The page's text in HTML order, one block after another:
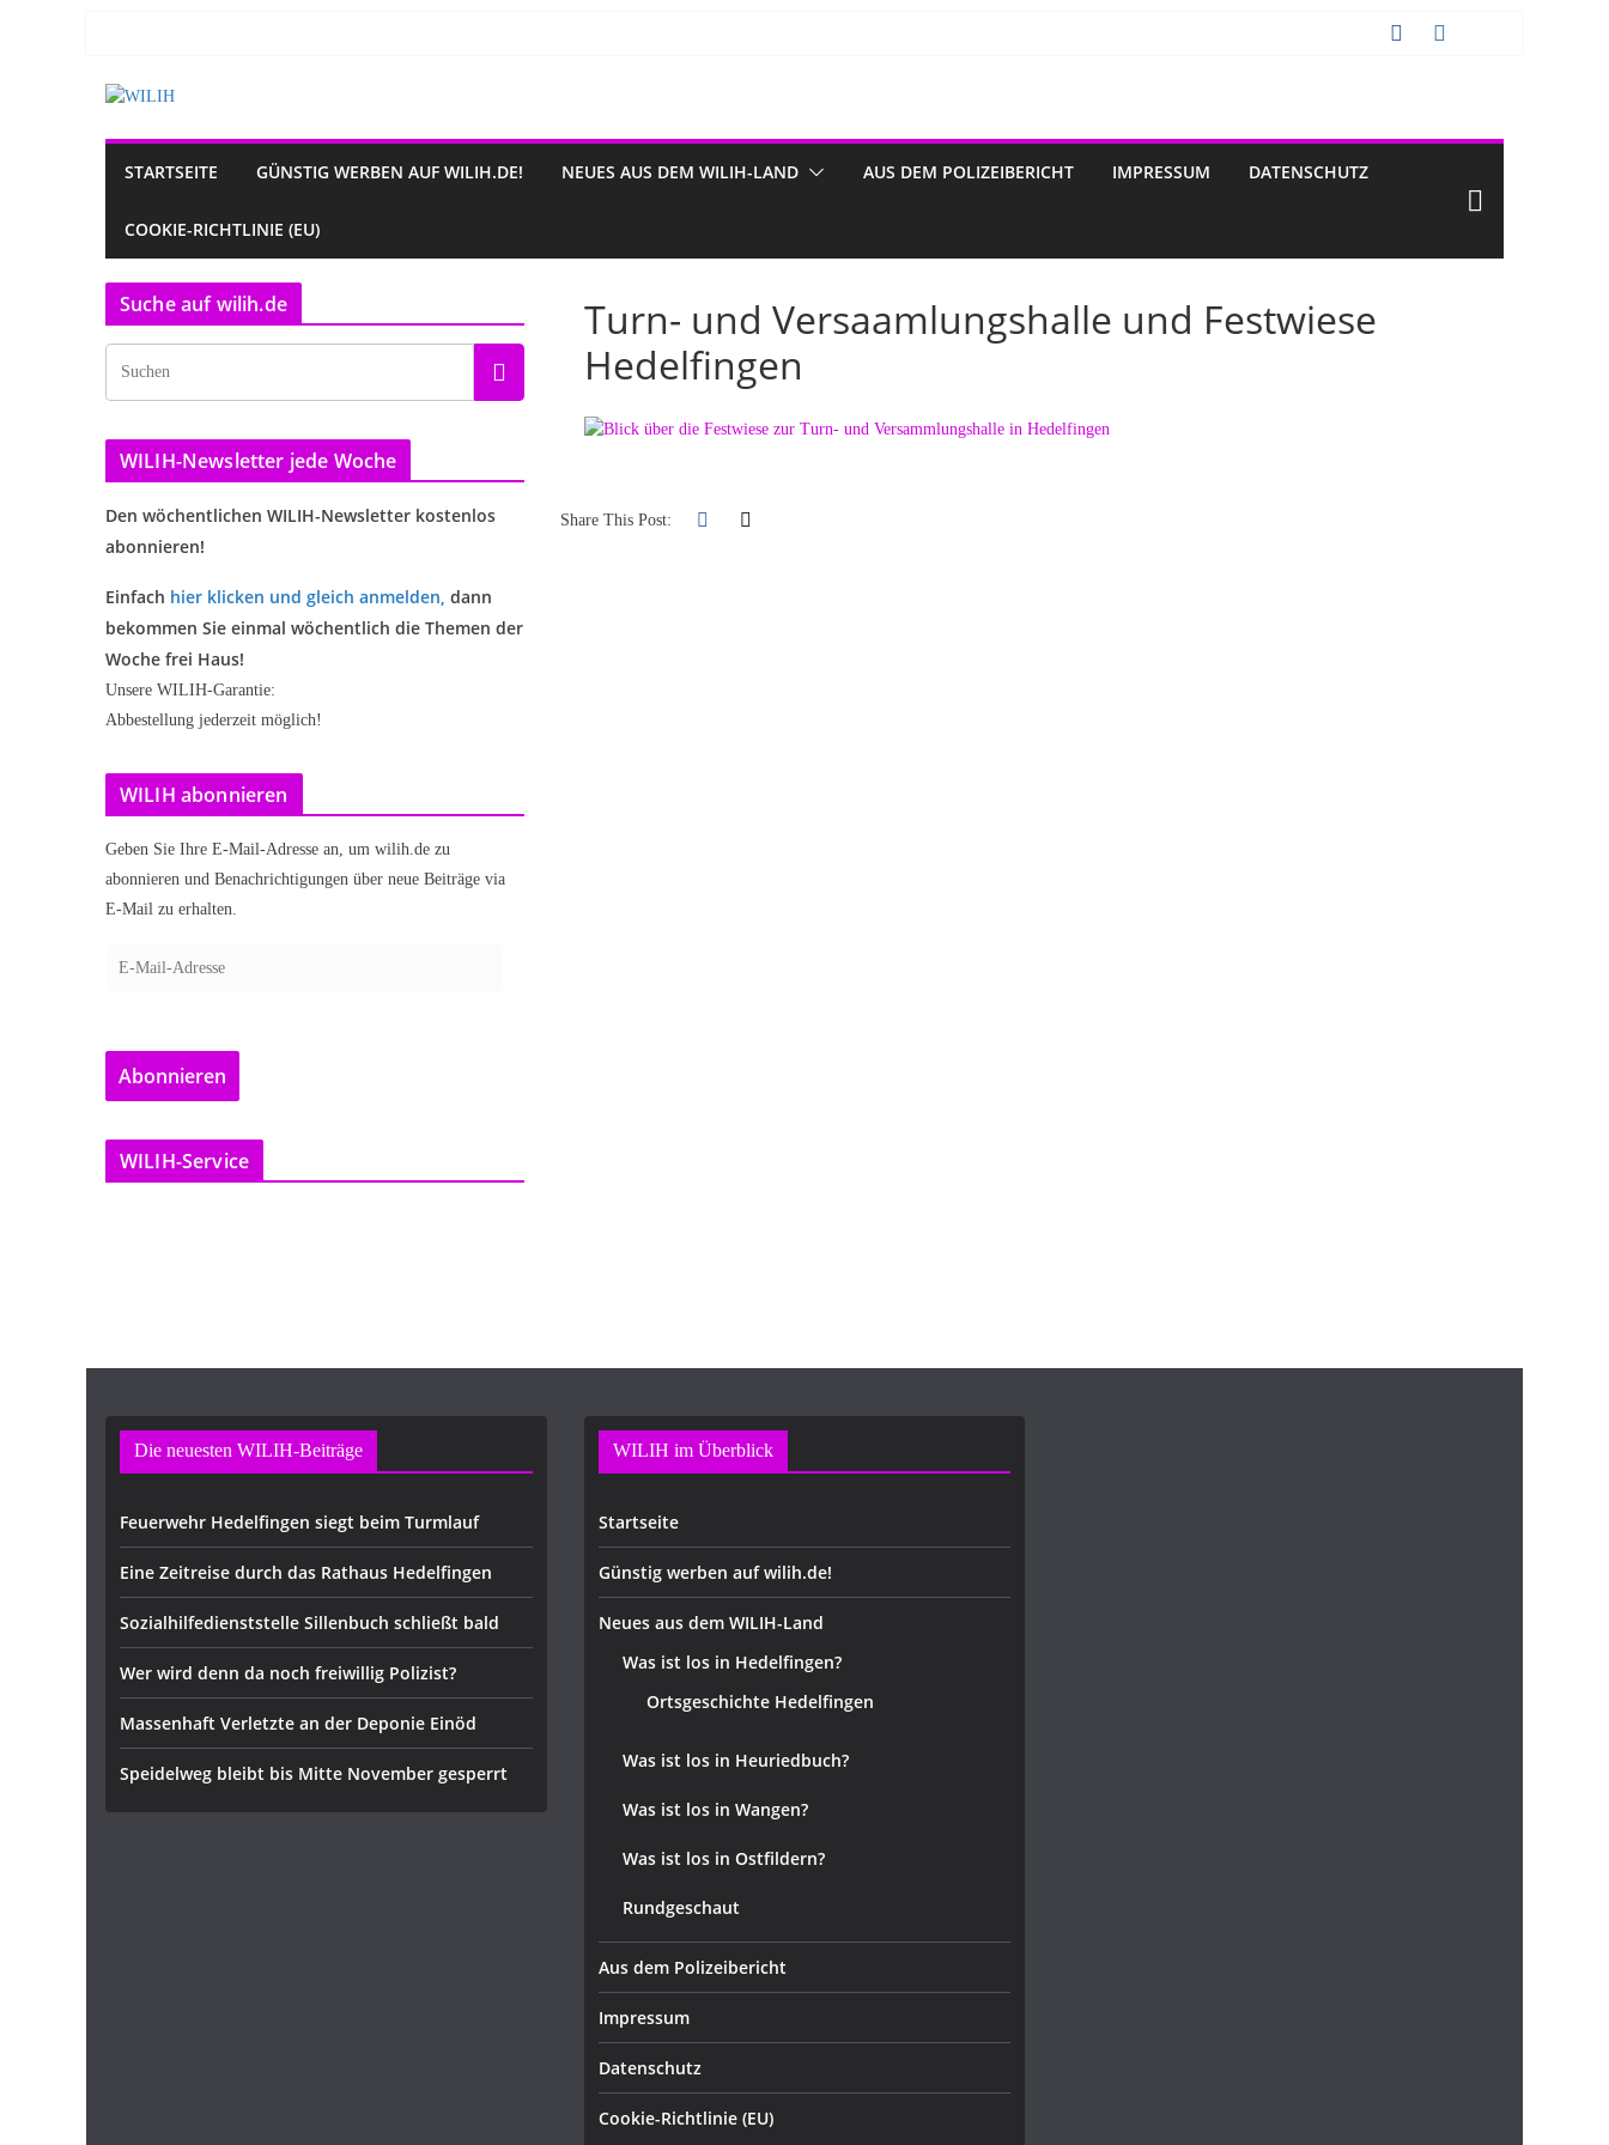
STARTSEITE GÜNSTIG WERBEN AUF WILIH.DE! NEUES AUS DEM WILIH-LAND AUS DEM POLIZEIBERICHT IMPRESSUM DATENSCHUTZ
COOKIE-RICHTLINIE (EU)
Turn- und Versaamlungshalle und Festwiese
Hedelfingen
Share This Post:
Suche auf wilih.de
WILIH-Newsletter jede Woche
Den wöchentlichen WILIH-Newsletter kostenlos
abonnieren!
Einfach hier klicken und gleich anmelden, dann
bekommen Sie einmal wöchentlich die Themen der
Woche frei Haus!
Unsere WILIH-Garantie:
Abbestellung jederzeit möglich!
WILIH abonnieren
Geben Sie Ihre E-Mail-Adresse an, um wilih.de zu
abonnieren und Benachrichtigungen über neue Beiträge via
E-Mail zu erhalten.
a
l
-
Abonnieren
WILIH-Service
Die neuesten WILIH-Beiträge
Feuerwehr Hedelfingen siegt beim Turmlauf
Eine Zeitreise durch das Rathaus Hedelfingen
Sozialhilfedienststelle Sillenbuch schließt bald
Wer wird denn da noch freiwillig Polizist?
Massenhaft Verletzte an der Deponie Einöd
Speidelweg bleibt bis Mitte November gesperrt
WILIH im Überblick
Startseite
Günstig werben auf wilih.de!
Neues aus dem WILIH-Land
Was ist los in Hedelfingen?
Ortsgeschichte Hedelfingen
Was ist los in Heuriedbuch?
Was ist los in Wangen?
Was ist los in Ostfildern?
Rundgeschaut
Aus dem Polizeibericht
Impressum
Datenschutz
Cookie-Richtlinie (EU)